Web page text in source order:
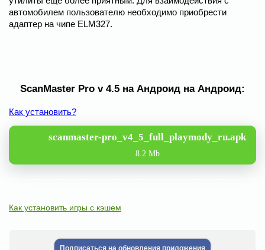
автомобилем пользователю необходимо приобрести
адаптер на чипе ELM327.
ScanMaster Pro v 4.5 на Андроид на Андроид:
Как установить?
scanmaster-pro_v4_5_full_playmody_ru.apk
8.2 Mb
Как установить игры с кэшем
Подписаться на обновления приложения